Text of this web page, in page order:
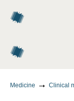
Medicine Clinical